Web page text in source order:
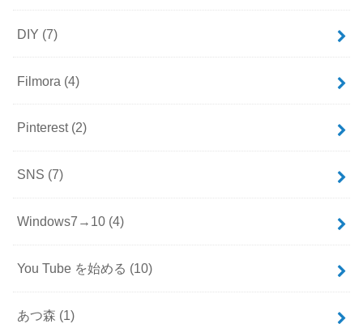
DIY (7)
Filmora (4)
Pinterest (2)
SNS (7)
Windows7→10 (4)
You Tube を始める (10)
あつ森 (1)